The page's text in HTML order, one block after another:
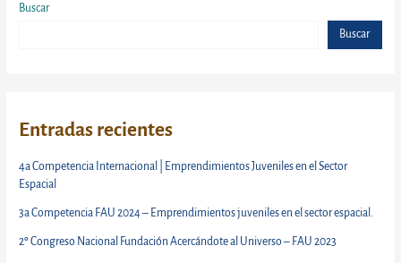
Buscar
Buscar
Entradas recientes
4a Competencia Internacional | Emprendimientos Juveniles en el Sector
Espacial
3a Competencia FAU 2024 – Emprendimientos juveniles en el sector espacial.
2º Congreso Nacional Fundación Acercándote al Universo – FAU 2023